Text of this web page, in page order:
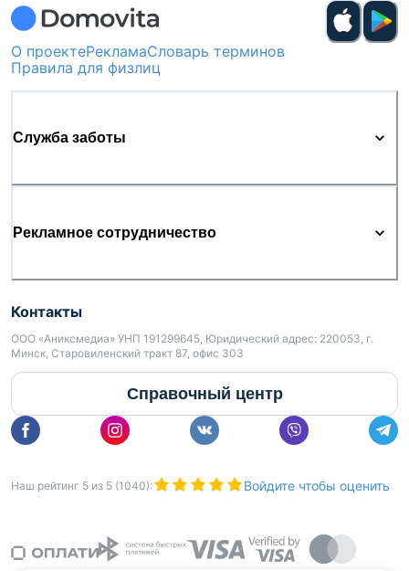
О проектеРекламаСловарь терминов
Правила для физлиц
Служба заботы
Рекламное сотрудничество
Контакты
ООО «Аниксмедиа» УНП 191299645, Юридический адрес: 220053, г.
Минск, Старовиленский тракт 87, офис 303
Справочный центр
Наш рейтинг 5 из 5 (1040): Войдите чтобы оценить